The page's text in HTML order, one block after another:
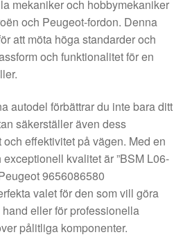
mekaniker och hobbymekaniker
och Peugeot-fordon. Denna
att möta höga standarder och
och funktionalitet för en
autodel förbättrar du inte bara ditt
säkerställer även dess
effektivitet på vägen. Med en
kvalitet är ”BSM L06-
9656086580
valet för den som vill göra
eller för professionella
pålitliga komponenter.